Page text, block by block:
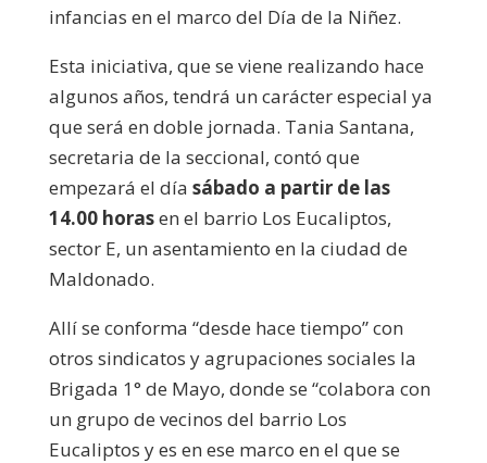
infancias en el marco del Día de la Niñez.
Esta iniciativa, que se viene realizando hace
algunos años, tendrá un carácter especial ya
que será en doble jornada. Tania Santana,
secretaria de la seccional, contó que
empezará el día sábado a partir de las
14.00 horasen el barrio Los Eucaliptos,
sector E, un asentamiento en la ciudad de
Maldonado.
Allí se conforma “desde hace tiempo” con
otros sindicatos y agrupaciones sociales la
Brigada 1° de Mayo, donde se “colabora con
un grupo de vecinos del barrio Los
Eucaliptos y es en ese marco en el que se